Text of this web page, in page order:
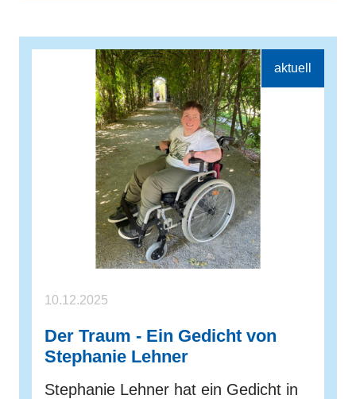
10.12.2025
Der Traum - Ein Gedicht von
Stephanie Lehner
Stephanie Lehner hat ein Gedicht in